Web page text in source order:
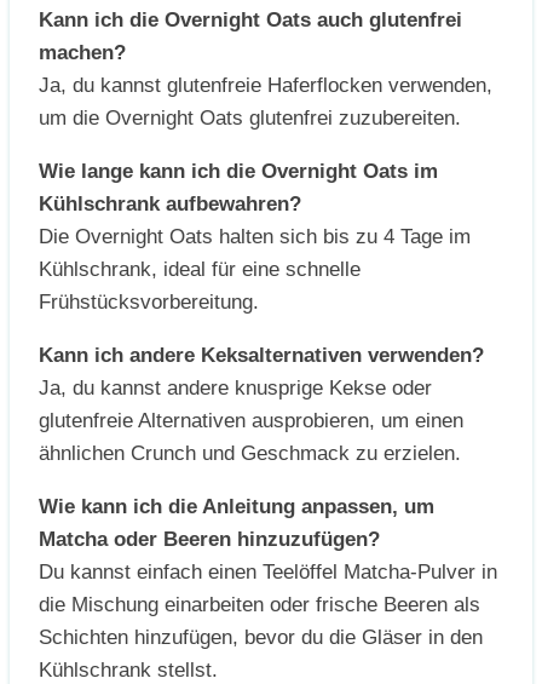
Kann ich die Overnight Oats auch glutenfrei
machen?
Ja, du kannst glutenfreie Haferflocken verwenden,
um die Overnight Oats glutenfrei zuzubereiten.
Wie lange kann ich die Overnight Oats im
Kühlschrank aufbewahren?
Die Overnight Oats halten sich bis zu 4 Tage im
Kühlschrank, ideal für eine schnelle
Frühstücksvorbereitung.
Kann ich andere Keksalternativen verwenden?
Ja, du kannst andere knusprige Kekse oder
glutenfreie Alternativen ausprobieren, um einen
ähnlichen Crunch und Geschmack zu erzielen.
Wie kann ich die Anleitung anpassen, um
Matcha oder Beeren hinzuzufügen?
Du kannst einfach einen Teelöffel Matcha-Pulver in
die Mischung einarbeiten oder frische Beeren als
Schichten hinzufügen, bevor du die Gläser in den
Kühlschrank stellst.